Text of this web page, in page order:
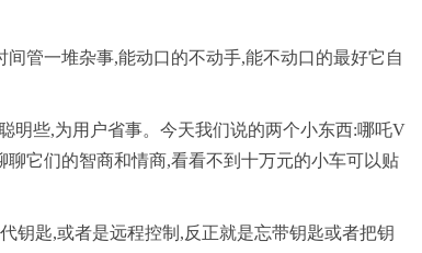
管一堆杂事,能动口的不动手,能不动口的最好它自
明些,为用户省事。今天我们说的两个小东西:哪吒V
它们的智商和情商,看看不到十万元的小车可以贴
钥匙,或者是远程控制,反正就是忘带钥匙或者把钥